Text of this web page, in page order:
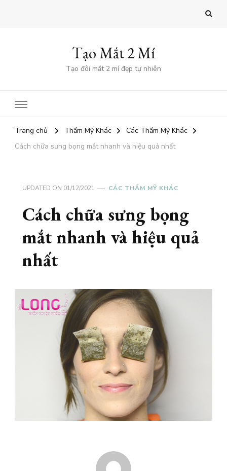
Tạo Mắt 2 Mí
Tạo đôi mắt 2 mí đẹp tự nhiên
Trang chủ Thẩm Mỹ Khác
Các Thẩm Mỹ Khác
Cách chữa sưng bọng mắt nhanh và hiệu quả nhất
UPDATED ON 01/12/2021 CÁC THẨM MỸ KHÁC
Cách chữa sưng bọng
mắt nhanh và hiệu quả
nhất